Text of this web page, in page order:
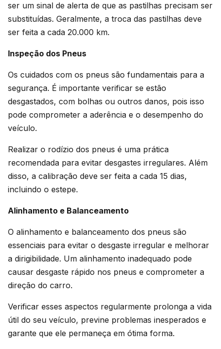
ser um sinal de alerta de que as pastilhas precisam ser
substituídas. Geralmente, a troca das pastilhas deve
ser feita a cada 20.000 km.
Inspeção dos Pneus
Os cuidados com os pneus são fundamentais para a
segurança. É importante verificar se estão
desgastados, com bolhas ou outros danos, pois isso
pode comprometer a aderência e o desempenho do
veículo.
Realizar o rodízio dos pneus é uma prática
recomendada para evitar desgastes irregulares. Além
disso, a calibração deve ser feita a cada 15 dias,
incluindo o estepe.
Alinhamento e Balanceamento
O alinhamento e balanceamento dos pneus são
essenciais para evitar o desgaste irregular e melhorar
a dirigibilidade. Um alinhamento inadequado pode
causar desgaste rápido nos pneus e comprometer a
direção do carro.
Verificar esses aspectos regularmente prolonga a vida
útil do seu veículo, previne problemas inesperados e
garante que ele permaneça em ótima forma.